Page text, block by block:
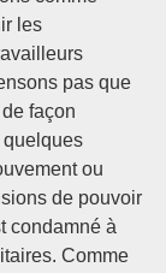
les
pas que
façon
quelques
ou
de pouvoir
condamné à
Comme